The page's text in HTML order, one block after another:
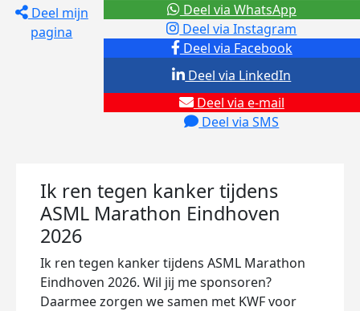
Deel mijn
pagina
Deel via Facebook
Deel via Instagram
Deel via e-mail
Deel via SMS
Deel via LinkedIn
Deel via WhatsApp
Ik ren tegen kanker tijdens
ASML Marathon Eindhoven
2026
Ik ren tegen kanker tijdens ASML Marathon
Eindhoven 2026. Wil jij me sponsoren?
Daarmee zorgen we samen met KWF voor